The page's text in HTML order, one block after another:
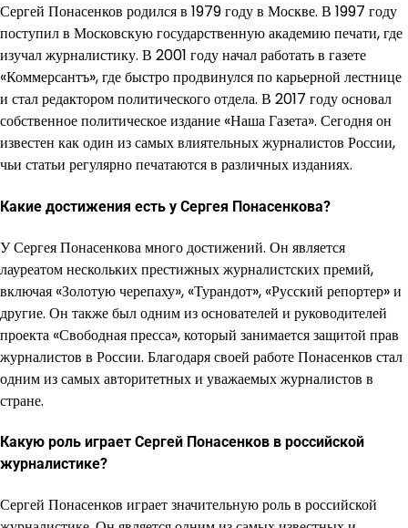
Сергей Понасенков родился в 1979 году в Москве. В 1997 году
поступил в Московскую государственную академию печати, где
изучал журналистику. В 2001 году начал работать в газете
«Коммерсантъ», где быстро продвинулся по карьерной лестнице
и стал редактором политического отдела. В 2017 году основал
собственное политическое издание «Наша Газета». Сегодня он
известен как один из самых влиятельных журналистов России,
чьи статьи регулярно печатаются в различных изданиях.
Какие достижения есть у Сергея Понасенкова?
У Сергея Понасенкова много достижений. Он является
лауреатом нескольких престижных журналистских премий,
включая «Золотую черепаху», «Турандот», «Русский репортер» и
другие. Он также был одним из основателей и руководителей
проекта «Свободная пресса», который занимается защитой прав
журналистов в России. Благодаря своей работе Понасенков стал
одним из самых авторитетных и уважаемых журналистов в
стране.
Какую роль играет Сергей Понасенков в российской
журналистике?
Сергей Понасенков играет значительную роль в российской